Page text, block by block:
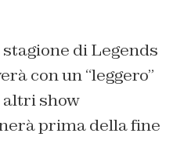
di Legends
con un “leggero”
show
prima della fine